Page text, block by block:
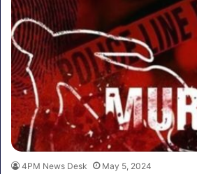
4PM News Desk May 5, 2024